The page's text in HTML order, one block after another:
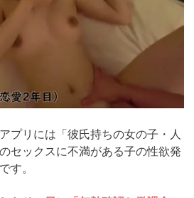
プリには「彼氏持ちの女の子・人
セックスに不満がある子の性欲発
す。